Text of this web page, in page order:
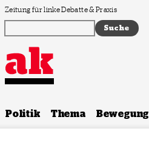
Zum Inhalt springen
Zeitung für linke Debatte & Praxis
Politik Thema Bewegung